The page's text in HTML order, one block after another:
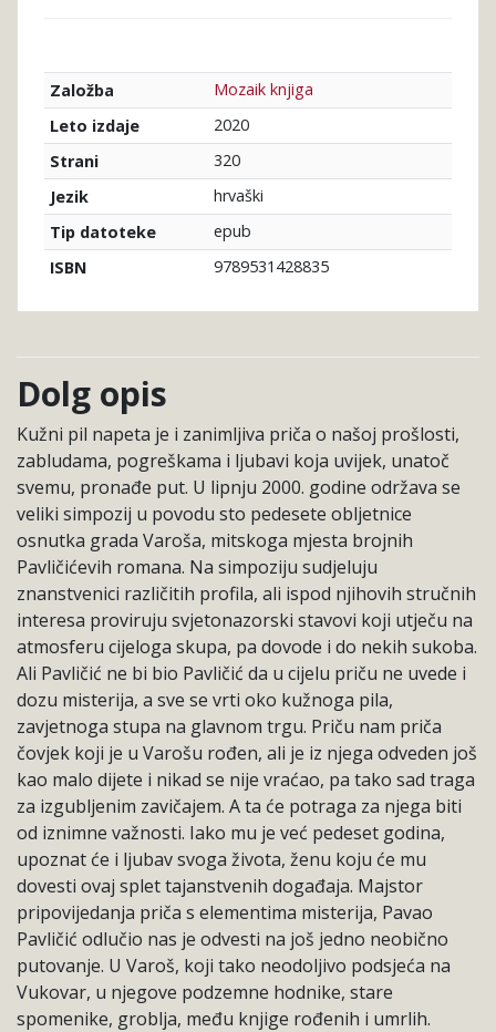
Založba
Mozaik knjiga
Leto izdaje
2020
Strani
320
Jezik
hrvaški
Tip datoteke
epub
ISBN
9789531428835
Dolg opis
Kužni pil napeta je i zanimljiva priča o našoj prošlosti,
zabludama, pogreškama i ljubavi koja uvijek, unatoč
svemu, pronađe put. U lipnju 2000. godine održava se
veliki simpozij u povodu sto pedesete obljetnice
osnutka grada Varoša, mitskoga mjesta brojnih
Pavličićevih romana. Na simpoziju sudjeluju
znanstvenici različitih profila, ali ispod njihovih stručnih
interesa proviruju svjetonazorski stavovi koji utječu na
atmosferu cijeloga skupa, pa dovode i do nekih sukoba.
Ali Pavličić ne bi bio Pavličić da u cijelu priču ne uvede i
dozu misterija, a sve se vrti oko kužnoga pila,
zavjetnoga stupa na glavnom trgu. Priču nam priča
čovjek koji je u Varošu rođen, ali je iz njega odveden još
kao malo dijete i nikad se nije vraćao, pa tako sad traga
za izgubljenim zavičajem. A ta će potraga za njega biti
od iznimne važnosti. Iako mu je već pedeset godina,
upoznat će i ljubav svoga života, ženu koju će mu
dovesti ovaj splet tajanstvenih događaja. Majstor
pripovijedanja priča s elementima misterija, Pavao
Pavličić odlučio nas je odvesti na još jedno neobično
putovanje. U Varoš, koji tako neodoljivo podsjeća na
Vukovar, u njegove podzemne hodnike, stare
spomenike, groblja, među knjige rođenih i umrlih.